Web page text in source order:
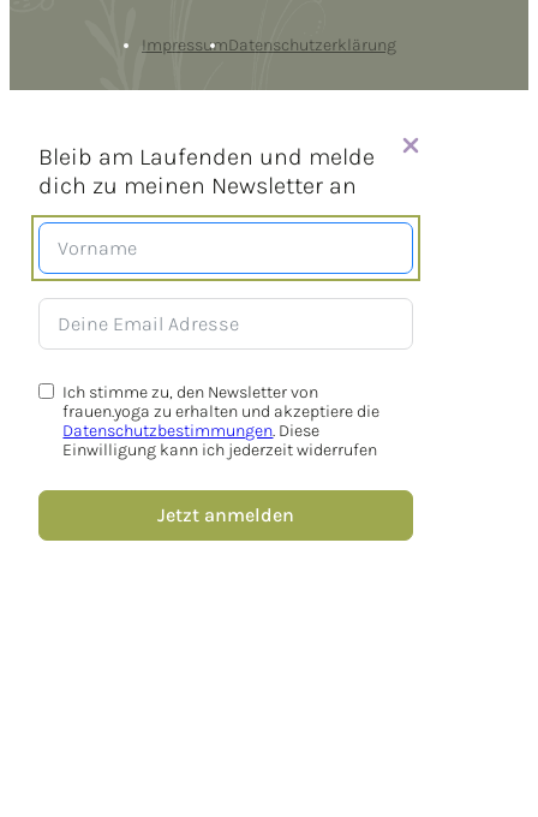
ImpressumDatenschutzerklärung
Bleib am Laufenden und melde
dich zu meinen Newsletter an
Ich stimme zu, den Newsletter von
frauen.yoga zu erhalten und akzeptiere die
Datenschutzbestimmungen. Diese
Einwilligung kann ich jederzeit widerrufen
Jetzt anmelden